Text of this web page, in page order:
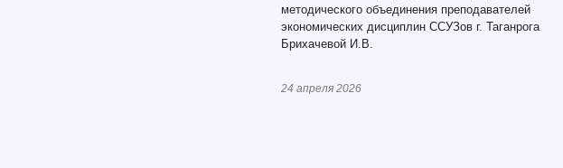
методического объединения преподавателей
экономических дисциплин ССУЗов г. Таганрога
Брихачевой И.В.
24 апреля 2026